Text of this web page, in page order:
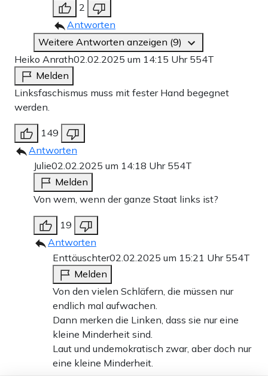
2
Antworten
Weitere Antworten anzeigen (9)
Heiko Anrath02.02.2025 um 14:15 Uhr 554T
Melden
Linksfaschismus muss mit fester Hand begegnet
werden.
149
Antworten
Julie02.02.2025 um 14:18 Uhr 554T
Melden
Von wem, wenn der ganze Staat links ist?
19
Antworten
Enttäuschter02.02.2025 um 15:21 Uhr 554T
Melden
Von den vielen Schläfern, die müssen nur
endlich mal aufwachen.
Dann merken die Linken, dass sie nur eine
kleine Minderheit sind.
Laut und undemokratisch zwar, aber doch nur
eine kleine Minderheit.